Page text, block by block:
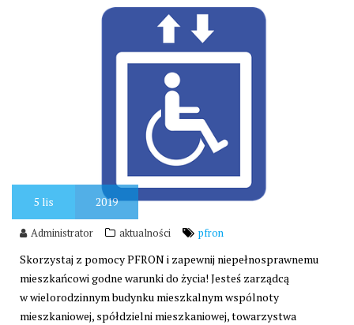
5 lis 2019
Administrator aktualności pfron
Skorzystaj z pomocy PFRON i zapewnij niepełnosprawnemu
mieszkańcowi godne warunki do życia! Jesteś zarządcą
w wielorodzinnym budynku mieszkalnym wspólnoty
mieszkaniowej, spółdzielni mieszkaniowej, towarzystwa